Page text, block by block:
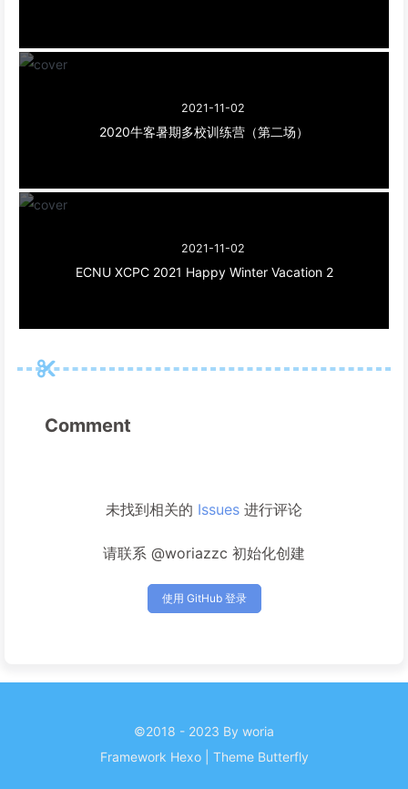
2021-11-02
2020牛客暑期多校训练营（第二场）
2021-11-02
ECNU XCPC 2021 Happy Winter Vacation 2
Comment
未找到相关的 Issues 进行评论
请联系 @woriazzc 初始化创建
使用 GitHub 登录
©2018 - 2023 By woria
Framework Hexo Theme Butterfly